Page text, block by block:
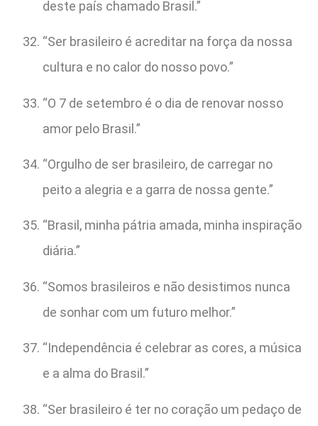
deste país chamado Brasil.”
“Ser brasileiro é acreditar na força da nossa
cultura e no calor do nosso povo.”
“O 7 de setembro é o dia de renovar nosso
amor pelo Brasil.”
“Orgulho de ser brasileiro, de carregar no
peito a alegria e a garra de nossa gente.”
“Brasil, minha pátria amada, minha inspiração
diária.”
“Somos brasileiros e não desistimos nunca
de sonhar com um futuro melhor.”
“Independência é celebrar as cores, a música
e a alma do Brasil.”
“Ser brasileiro é ter no coração um pedaço de